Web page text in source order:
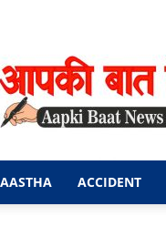
AASTHA ACCIDENT